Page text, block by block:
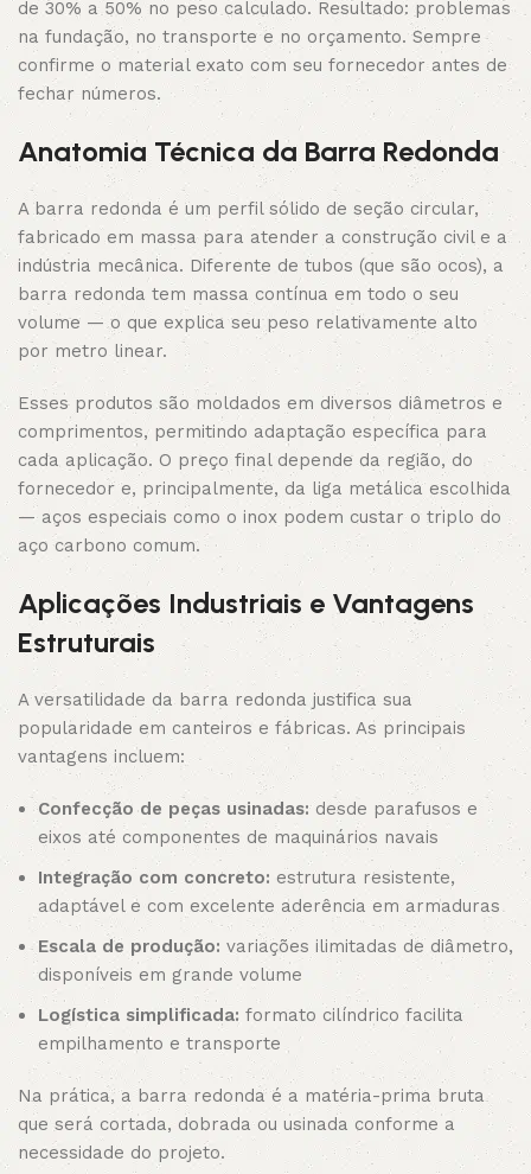
de 30% a 50% no peso calculado. Resultado: problemas
na fundação, no transporte e no orçamento. Sempre
confirme o material exato com seu fornecedor antes de
fechar números.
Anatomia Técnica da Barra Redonda
A barra redonda é um perfil sólido de seção circular,
fabricado em massa para atender a construção civil e a
indústria mecânica. Diferente de tubos (que são ocos), a
barra redonda tem massa contínua em todo o seu
volume — o que explica seu peso relativamente alto
por metro linear.
Esses produtos são moldados em diversos diâmetros e
comprimentos, permitindo adaptação específica para
cada aplicação. O preço final depende da região, do
fornecedor e, principalmente, da liga metálica escolhida
— aços especiais como o inox podem custar o triplo do
aço carbono comum.
Aplicações Industriais e Vantagens
Estruturais
A versatilidade da barra redonda justifica sua
popularidade em canteiros e fábricas. As principais
vantagens incluem:
Confecção de peças usinadas:desde parafusos e
eixos até componentes de maquinários navais
Integração com concreto: estrutura resistente,
adaptável e com excelente aderência em armaduras
Escala de produção: variações ilimitadas de diâmetro,
disponíveis em grande volume
Logística simplificada: formato cilíndrico facilita
empilhamento e transporte
Na prática, a barra redonda é a matéria-prima bruta
que será cortada, dobrada ou usinada conforme a
necessidade do projeto.